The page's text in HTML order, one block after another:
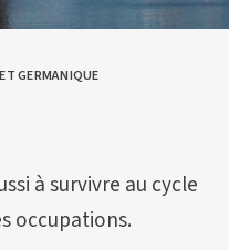
GERMANIQUE
à survivre au cycle
occupations.